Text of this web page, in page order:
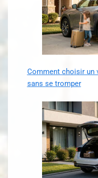
Comment choisir un
sans se tromper